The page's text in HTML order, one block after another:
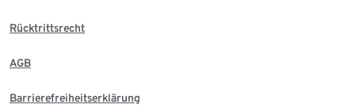
Rücktrittsrecht
AGB
Barrierefreiheitserklärung